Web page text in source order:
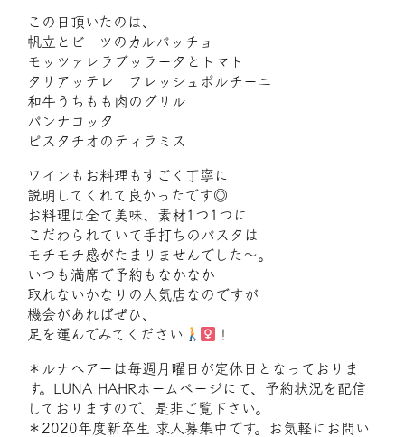
この日頂いたのは、
帆立とビーツのカルパッチョ
モッツァレラブッラータとトマト
タリアッテレ フレッシュポルチーニ
和牛うちもも肉のグリル
パンナコッタ
ピスタチオのティラミス
ワインもお料理もすごく丁寧に
説明してくれて良かったです◎
お料理は全て美味、素材1つ1つに
こだわられていて手打ちのパスタは
モチモチ感がたまりませんでした〜。
いつも満席で予約もなかなか
取れないかなりの人気店なのですが
機会があればぜひ、
足を運んでみてください
！
＊ルナヘアーは毎週月曜日が定休日となっておりま
す。LUNA HAHRホームページにて、予約状況を配信
しておりますので、是非ご覧下さい。
＊2020年度新卒生 求人募集中です。お気軽にお問い